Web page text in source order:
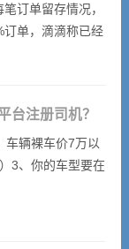
订单留存情况，
单，滴滴称已经
数字继续下降，
台注册司机？
车辆裸车价7万以
3、你的车型要在